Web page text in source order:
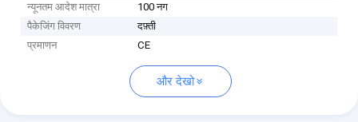
न्यूनतम आदेश मात्रा
100 नग
पैकेजिंग विवरण
दफ़्ती
प्रमाणन
CE
और देखो